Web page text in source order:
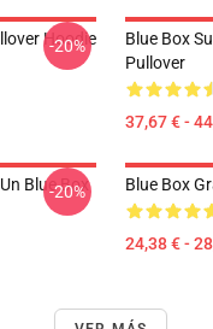
Hoodie
-20%
Blue Box
Pullover
37,67 € -
Blue Box
-20% Blue Box
24,38 € -